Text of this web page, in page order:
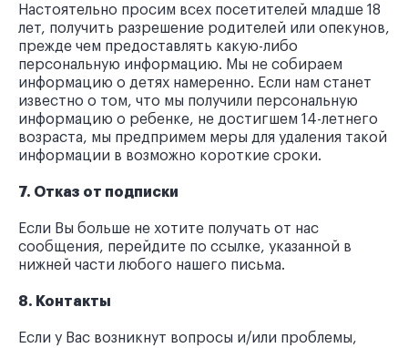
Настоятельно просим всех посетителей младше 18
лет, получить разрешение родителей или опекунов,
прежде чем предоставлять какую-либо
персональную информацию. Мы не собираем
информацию о детях намеренно. Если нам станет
известно о том, что мы получили персональную
информацию о ребенке, не достигшем 14-летнего
возраста, мы предпримем меры для удаления такой
информации в возможно короткие сроки.
7. Отказ от подписки
Если Вы больше не хотите получать от нас
сообщения, перейдите по ссылке, указанной в
нижней части любого нашего письма.
8. Контакты
Если у Вас возникнут вопросы и/или проблемы,